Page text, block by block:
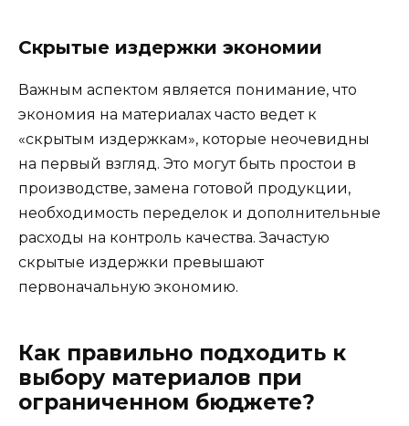
Скрытые издержки экономии
Важным аспектом является понимание, что
экономия на материалах часто ведет к
«скрытым издержкам», которые неочевидны
на первый взгляд. Это могут быть простои в
производстве, замена готовой продукции,
необходимость переделок и дополнительные
расходы на контроль качества. Зачастую
скрытые издержки превышают
первоначальную экономию.
Как правильно подходить к
выбору материалов при
ограниченном бюджете?